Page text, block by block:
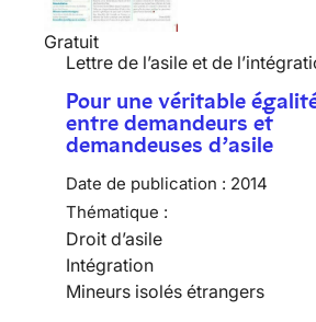
Gratuit
Lettre de l’asile et de
Pour une véritable
entre demandeurs et
demandeuses d’asile
Date de publication : 2014
Thématique :
Droit d’asile
Intégration
Mineurs isolés étrangers